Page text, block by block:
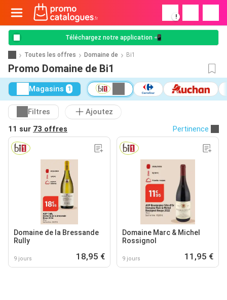
!
Téléchargez notre application 📲
Toutes les offres Domaine de Bi1
Promo Domaine de Bi1
Magasins 1
Filtres
Ajoutez
11 sur 73 offres Pertinence
Domaine de la Bressande
Rully
9 jours 18,95 €
Domaine Marc & Michel
Rossignol
9 jours 11,95 €